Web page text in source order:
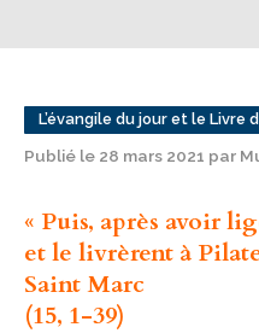
L’évangile du jour et le Livre
Publié le 28 mars 2021 par
« Puis, après avoir
et le livrèrent à
Saint Marc
(15, 1-39)